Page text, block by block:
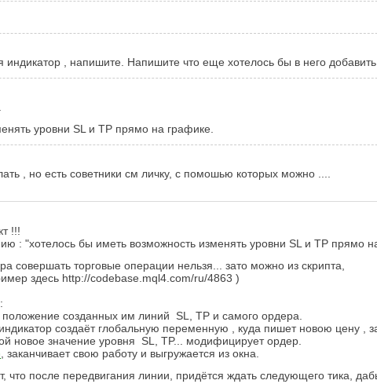
индикатор , напишите. Напишите что еще хотелось бы в него добавить .
уровни SL и TP прямо на графике.
, но есть советники см личку, с помошью которых можно ....
!!!
: "хотелось бы иметь возможность изменять уровни SL и TP прямо
совершать торговые операции нельзя... зато можно из скрипта,
здесь http://codebase.mql4.com/ru/4863 )
созданных им линий SL, TP и самого ордера.
создаёт глобальную переменную , куда пишет новою цену ,
новое значение уровня SL, TP... модифицирует ордер.
, заканчивает свою работу и выгружается из окна.
что после передвигания линии, придётся ждать следующего тика,